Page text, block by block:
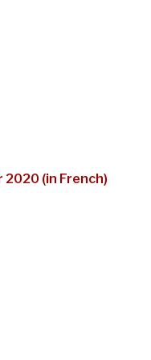
2020 (in French)